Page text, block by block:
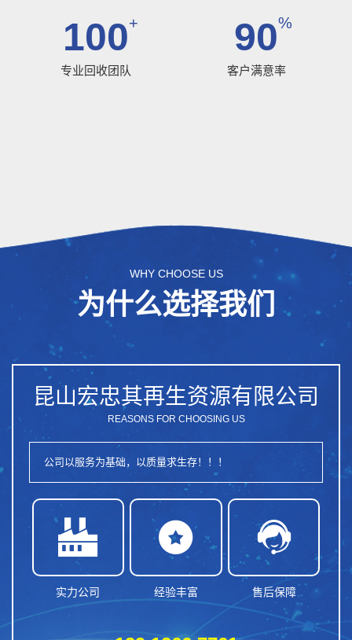
100+
专业回收团队
90%
客户满意率
WHY CHOOSE US
为什么选择我们
昆山宏忠其再生资源有限公司
REASONS FOR CHOOSING US
公司以服务为基础，以质量求生存！！！

实力公司

经验丰富

售后保障